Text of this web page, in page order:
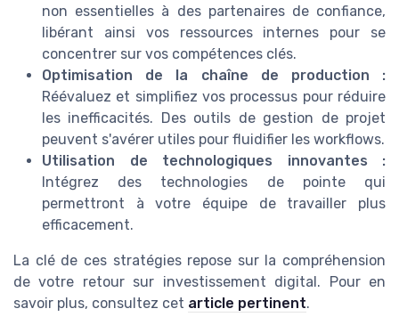
non essentielles à des partenaires de confiance,
libérant ainsi vos ressources internes pour se
concentrer sur vos compétences clés.
Optimisation de la chaîne de production :
Réévaluez et simplifiez vos processus pour réduire
les inefficacités. Des outils de gestion de projet
peuvent s'avérer utiles pour fluidifier les workflows.
Utilisation de technologiques innovantes :
Intégrez des technologies de pointe qui
permettront à votre équipe de travailler plus
efficacement.
La clé de ces stratégies repose sur la compréhension
de votre retour sur investissement digital. Pour en
savoir plus, consultez cet article pertinent.